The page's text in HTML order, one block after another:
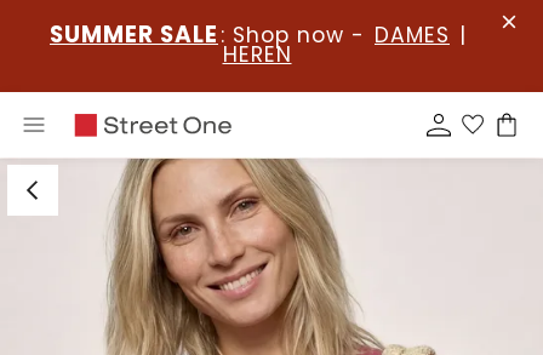
SUMMER SALE : Shop now - DAMES |
HEREN